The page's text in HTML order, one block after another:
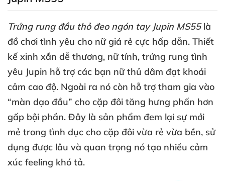
Trứng rung đầu thỏ đeo ngón tay Jupin MS55là
đồ chơi tình yêu cho nữ giá rẻ cực hấp dẫn. Thiết
kế xinh xắn dễ thương, nữ tính, trứng rung tình
yêu Jupin hỗ trợ các bạn nữ thủ dâm đạt khoái
cảm cao độ. Ngoài ra nó còn hỗ trợ tham gia vào
“màn dạo đầu” cho cặp đôi tăng hưng phấn hơn
gấp bội phần. Đây là sản phẩm đem lại sự mới
mẻ trong tình dục cho cặp đôi vừa rẻ vừa bền, sử
dụng được lâu và quan trọng nó tạo nhiều cảm
xúc feeling khó tả.